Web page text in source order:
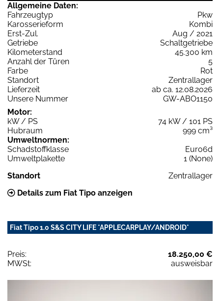
Allgemeine Daten:
Fahrzeugtyp
Pkw
Karosserieform
Kombi
Erst-Zul.
Aug / 2021
Getriebe
Schaltgetriebe
Kilometerstand
45.300 km
Anzahl der Türen
5
Farbe
Rot
Standort
Zentrallager
Lieferzeit
ab ca. 12.08.2026
Unsere Nummer
GW-ABO1150
Motor:
kW / PS
74 kW / 101 PS
Hubraum
999 cm³
Umweltnormen:
Schadstoffklasse
Euro6d
Umweltplakette
1 (None)
Standort
Zentrallager
Details zum Fiat Tipo anzeigen
Fiat Tipo 1.0 S&S CITY LIFE *APPLECARPLAY/ANDROID*
Preis:
18.250,00 €
MWSt:
ausweisbar